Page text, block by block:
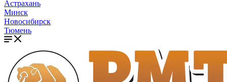
Астрахань
Минск
Новосибирск
Тюмень